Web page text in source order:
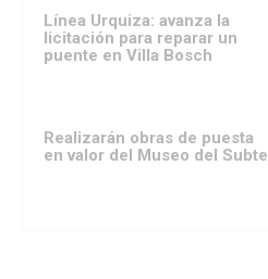
Línea Urquiza: avanza la
licitación para reparar un
puente en Villa Bosch
Realizarán obras de puesta
en valor del Museo del Subte